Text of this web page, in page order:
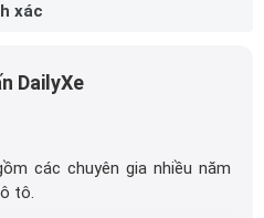
xác
DailyXe
các chuyên gia nhiều năm
tô.